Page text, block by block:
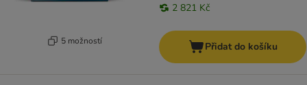
5 možností
2 821 Kč
Přidat do košíku